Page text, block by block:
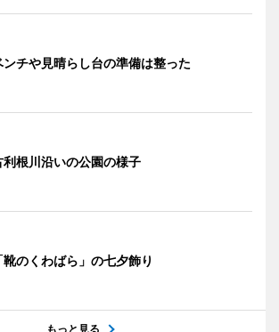
ンチや見晴らし台の準備は整った
利根川沿いの公園の様子
靴のくわばら」の七夕飾り
もっと見る